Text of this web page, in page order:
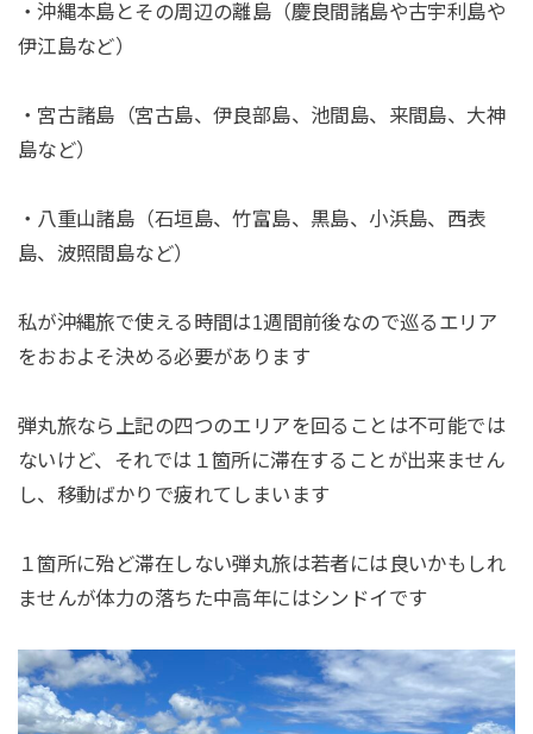
・沖縄本島とその周辺の離島（慶良間諸島や古宇利島や
伊江島など）
・宮古諸島（宮古島、伊良部島、池間島、来間島、大神
島など）
・八重山諸島（石垣島、竹富島、黒島、小浜島、西表
島、波照間島など）
私が沖縄旅で使える時間は1週間前後なので巡るエリア
をおおよそ決める必要があります
弾丸旅なら上記の四つのエリアを回ることは不可能では
ないけど、それでは１箇所に滞在することが出来ません
し、移動ばかりで疲れてしまいます
１箇所に殆ど滞在しない弾丸旅は若者には良いかもしれ
ませんが体力の落ちた中高年にはシンドイです